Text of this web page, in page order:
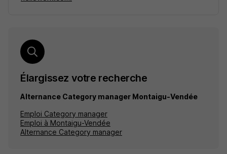
Élargissez votre recherche
Alternance Category manager Montaigu-Vendée
Emploi Category manager
Emploi à Montaigu-Vendée
Alternance Category manager